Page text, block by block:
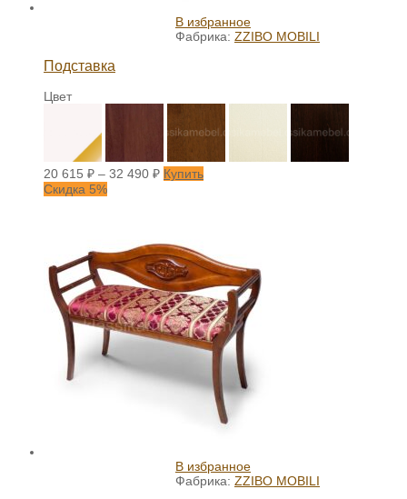
В избранное
Фабрика: ZZIBO MOBILI
Подставка
Цвет
20 615 ₽ – 32 490 ₽ Купить
Скидка 5%
В избранное
Фабрика: ZZIBO MOBILI